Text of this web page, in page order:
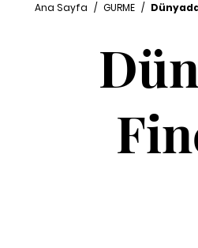
Ana Sayfa / GURME /